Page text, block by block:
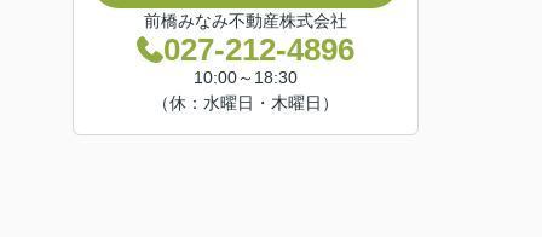
前橋みなみ不動産株式会社
027-212-4896
10:00～18:30
（休：水曜日・木曜日）